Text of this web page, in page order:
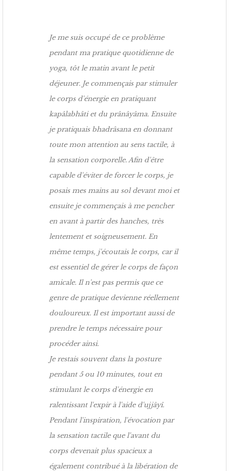
Je me suis occupé de ce problème
pendant ma pratique quotidienne de
yoga, tôt le matin avant le petit
déjeuner. Je commençais par stimuler
le corps d'énergie en pratiquant
kapâlabhâti et du prânâyâma. Ensuite
je pratiquais bhadrâsana en donnant
toute mon attention au sens tactile, à
la sensation corporelle. Afin d'être
capable d'éviter de forcer le corps, je
posais mes mains au sol devant moi et
ensuite je commençais à me pencher
en avant à partir des hanches, très
lentement et soigneusement. En
même temps, j'écoutais le corps, car il
est essentiel de gérer le corps de façon
amicale. Il n'est pas permis que ce
genre de pratique devienne réellement
douloureux. Il est important aussi de
prendre le temps nécessaire pour
procéder ainsi.
Je restais souvent dans la posture
pendant 5 ou 10 minutes, tout en
stimulant le corps d'énergie en
ralentissant l'expir à l'aide d'ujjâyî.
Pendant l'inspiration, l'évocation par
la sensation tactile que l'avant du
corps devenait plus spacieux a
également contribué à la libération de